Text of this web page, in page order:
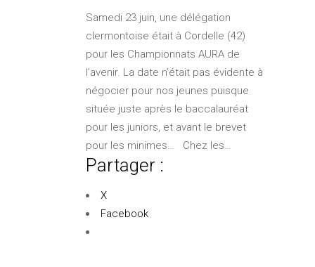
Samedi 23 juin, une délégation
clermontoise était à Cordelle (42)
pour les Championnats AURA de
l’avenir. La date n’était pas évidente à
négocier pour nos jeunes puisque
située juste après le baccalauréat
pour les juniors, et avant le brevet
pour les minimes… Chez les…
Partager :
X
Facebook